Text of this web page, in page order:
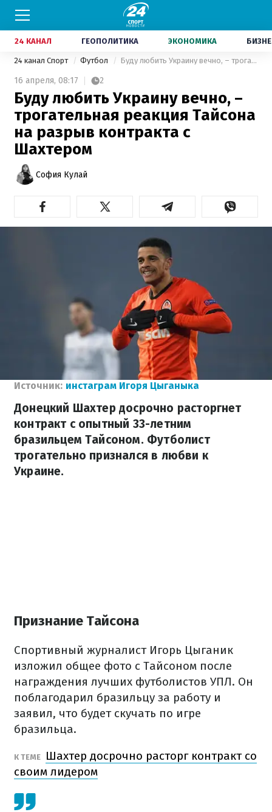
24 КАНАЛ ГЕОПОЛИТИКА ЭКОНОМИКА
24 канал Спорт Футбол Буду любить Украину вечно, – трогательная реакция Тайсона на разрыв контракта с Шахтером
16 апреля, 08:17 2
Буду любить Украину вечно, –
трогательная реакция Тайсона
на разрыв контракта с
Шахтером
София Кулай
Источник: инстаграм Игоря Цыганыка
Донецкий Шахтер досрочно расторгнет
контракт с опытный 33-летним
бразильцем Тайсоном. Футболист
трогательно признался в любви к
Украине.
Признание Тайсона
Спортивный журналист Игорь Цыганик
изложил общее фото с Тайсоном после
награждения лучших футболистов УПЛ. Он
поблагодарил бразильцу за работу и
заявил, что будет скучать по игре
бразильца.
К ТЕМЕ
Шахтер досрочно расторг контракт со
своим лидером